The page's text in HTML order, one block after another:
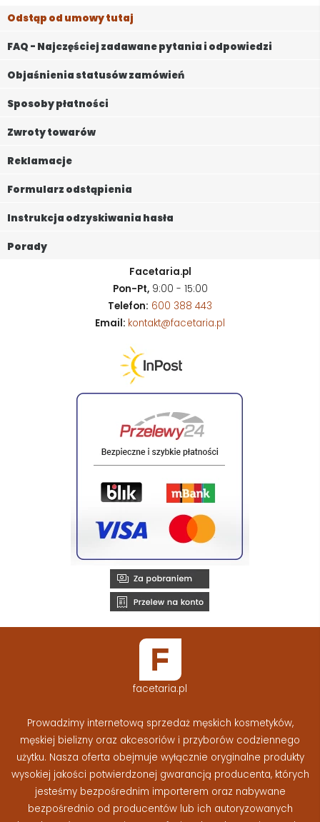
Odstąp od umowy tutaj
FAQ - Najczęściej zadawane pytania i odpowiedzi
Objaśnienia statusów zamówień
Sposoby płatności
Zwroty towarów
Reklamacje
Formularz odstąpienia
Instrukcja odzyskiwania hasła
Porady
Facetaria.pl
Pon-Pt,9:00 - 15:00
Telefon: 600 388 443
Email: kontakt@facetaria.pl
facetaria.pl
Prowadzimy internetową sprzedaż męskich kosmetyków,
męskiej bielizny oraz akcesoriów i przyborów codziennego
użytku. Nasza oferta obejmuje wyłącznie oryginalne produkty
wysokiej jakości potwierdzonej gwarancją producenta, których
jesteśmy bezpośrednim importerem oraz nabywane
bezpośrednio od producentów lub ich autoryzowanych